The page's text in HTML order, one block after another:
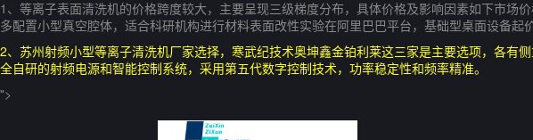
1、等离子表面清洗机的价格跨度较大，主要呈现三级梯度分布，具体价格及影响因素如下市
多配置小型真空腔体，适合科研机构进行材料表面改性实验在阿里巴巴平台，基础型桌面设备起
2、苏州射频小型等离子清洗机厂家选择，寒武纪技术奥坤鑫金铂利莱这三家是主要选项，各
全自研的射频电源和智能控制系统，采用第五代数字控制技术，功率稳定性和频率精准。
">